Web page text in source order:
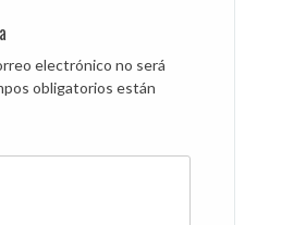
electrónico no será
obligatorios están